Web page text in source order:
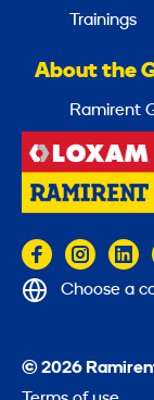
Trainings
About the
Ramirent
© 2026
Choose a